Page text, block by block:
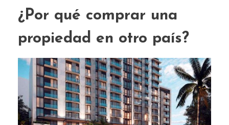
¿Por qué comprar una
propiedad en otro país?